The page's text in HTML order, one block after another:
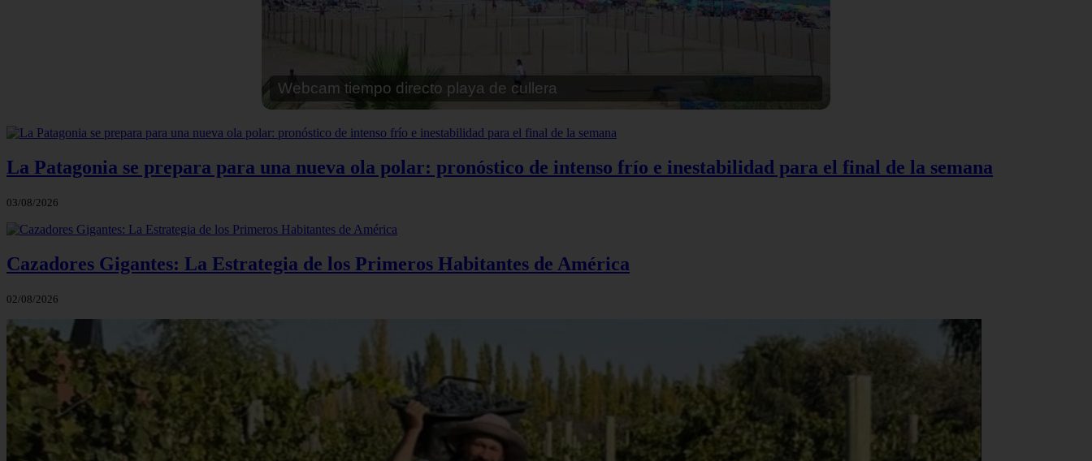
Webcam calpe playa fossa
La Patagonia se prepara para una nueva ola polar: pronóstico de intenso frío e inestabilidad para el final de la semana
03/08/2026
Cazadores Gigantes: La Estrategia de los Primeros Habitantes de América
02/08/2026